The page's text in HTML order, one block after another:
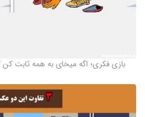
بازی فکری؛ اگه میخای به همه ثابت